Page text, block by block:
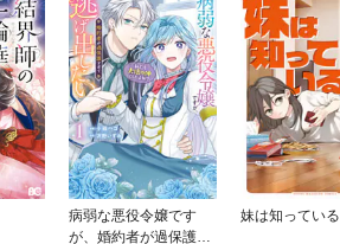
病弱な悪役令嬢です
が、婚約者が過保護す
妹は知っている